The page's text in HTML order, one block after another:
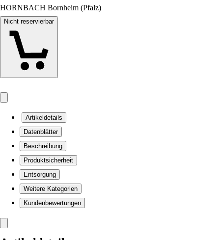
HORNBACH Bornheim (Pfalz)
Nicht reservierbar
Artikeldetails
Datenblätter
Beschreibung
Produktsicherheit
Entsorgung
Weitere Kategorien
Kundenbewertungen